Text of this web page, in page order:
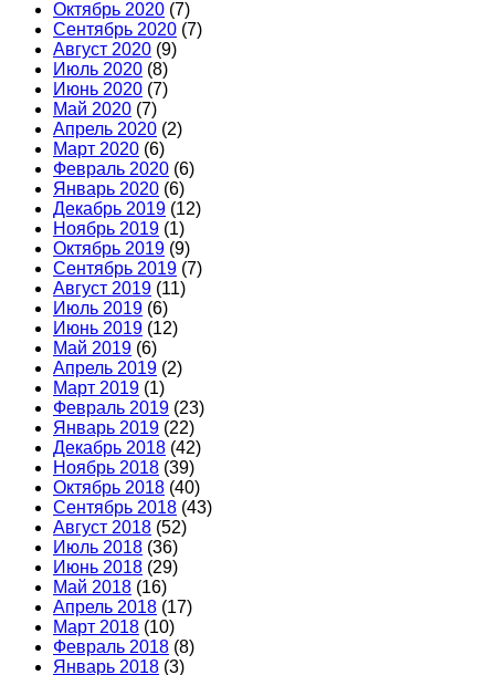
Октябрь 2020 (7)
Сентябрь 2020 (7)
Август 2020 (9)
Июль 2020 (8)
Июнь 2020 (7)
Май 2020 (7)
Апрель 2020 (2)
Март 2020 (6)
Февраль 2020 (6)
Январь 2020 (6)
Декабрь 2019 (12)
Ноябрь 2019 (1)
Октябрь 2019 (9)
Сентябрь 2019 (7)
Август 2019 (11)
Июль 2019 (6)
Июнь 2019 (12)
Май 2019 (6)
Апрель 2019 (2)
Март 2019 (1)
Февраль 2019 (23)
Январь 2019 (22)
Декабрь 2018 (42)
Ноябрь 2018 (39)
Октябрь 2018 (40)
Сентябрь 2018 (43)
Август 2018 (52)
Июль 2018 (36)
Июнь 2018 (29)
Май 2018 (16)
Апрель 2018 (17)
Март 2018 (10)
Февраль 2018 (8)
Январь 2018 (3)